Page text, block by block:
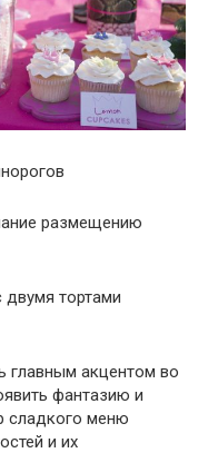
размещению
главным акцентом во
фантазию и
сладкого меню
и их